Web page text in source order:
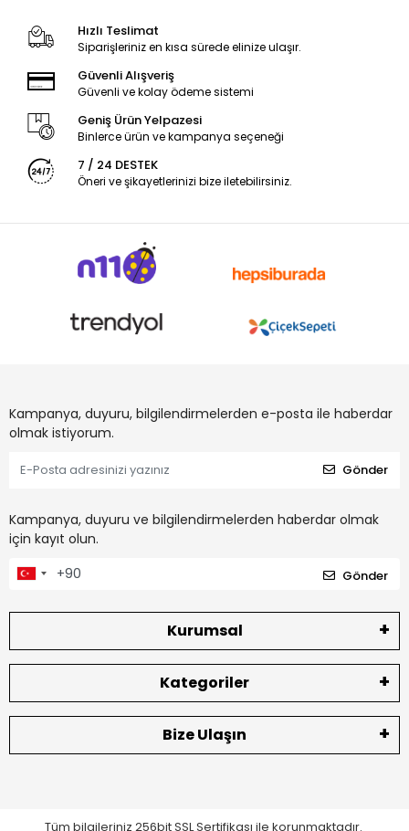
Hızlı Teslimat
Siparişleriniz en kısa sürede elinize ulaşır.
Güvenli Alışveriş
Güvenli ve kolay ödeme sistemi
Geniş Ürün Yelpazesi
Binlerce ürün ve kampanya seçeneği
7 / 24 DESTEK
Öneri ve şikayetlerinizi bize iletebilirsiniz.
Kampanya, duyuru, bilgilendirmelerden e-posta ile haberdar
olmak istiyorum.
Gönder
Kampanya, duyuru ve bilgilendirmelerden haberdar olmak
için kayıt olun.
Gönder
Kurumsal
Kategoriler
Bize Ulaşın
Tüm bilgileriniz 256bit SSL Sertifikası ile korunmaktadır.